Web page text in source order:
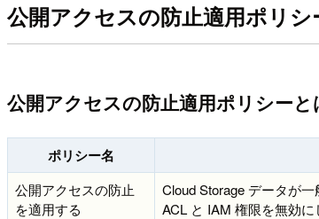
公開アクセスの防止適用ポリ
公開アクセスの防止適用ポリシーと
ポリシー名
公開アクセスの防止
を適用する
Cloud Storage データが
ACL と IAM 権限を無効